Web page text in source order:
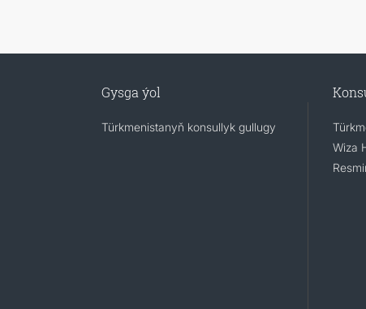
Gysga ýol
Türkmenistanyň konsullyk gullugy
Wiza